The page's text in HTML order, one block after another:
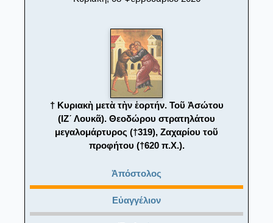
† Κυριακὴ μετὰ τὴν ἑορτήν. Τοῦ Ἀσώτου
(ΙΖ´ Λουκᾶ). Θεοδώρου στρατηλάτου
μεγαλομάρτυρος (†319), Ζαχαρίου τοῦ
προφήτου (†620 π.Χ.).
Ἀπόστολος
Εὐαγγέλιον